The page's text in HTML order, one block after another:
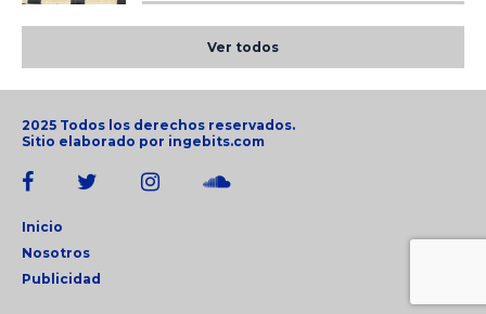
Ver todos
2025 Todos los derechos reservados.
Sitio elaborado por ingebits.com
Inicio
Nosotros
Publicidad